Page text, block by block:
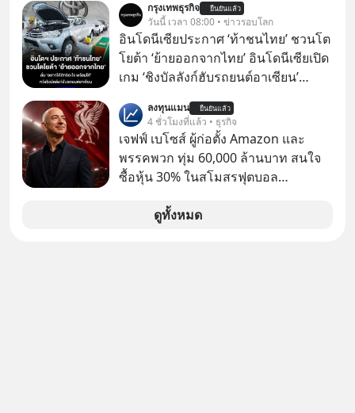
Fastwork, MizuMi, KARMART, อิชิตัน
มาแชร์ความรู้การสร้างธุรกิจ
กรุงเทพธุรกิจ ยืนยันแล้ว
วันนี้ เวลา 08:00 • ข่าวรอบโลก
อินโดนีเซียประกาศ ‘ท้าชนไทย’ ชวนโต
โยต้า ‘ย้ายออกจากไทย’ อินโดนีเซียเปิด
เกม ‘ชิงบัลลังก์ฮับรถยนต์อาเซียน’
คลังของอินโดฯ เรียกร้อง ‘โตโยต้า’ ย้าย
ฐานการผลิตหลักออกจากไทย พร้อม
เสนอสิทธิประโยชน์เต็ม หวังดึงทั้ง
โรงงานและซัพพลายเชนไปปักหลัก
อินโดนีเซียทั้งระบบ
ลงทุนแมน ยืนยันแล้ว
4 ชั่วโมงที่แล้ว • ธุรกิจ
เจฟฟ์ เบโซส์ ผู้ก่อตั้ง Amazon และ
พรรคพวก ทุ่ม 60,000 ล้านบาท สนใจ
ซื้อหุ้น 30% ในสโมสรฟุตบอล
กลุ่มนักลงทุนที่มี เจฟฟ์ เบโซส์ (Jeff
ดูทั้งหมด